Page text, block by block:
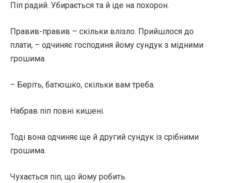
Піп радий. Убирається та й іде на похорон.
Правив-правив – скільки влізло. Прийшлося до
плати, – одчиняє господиня йому сундук з мідними
грошима.
– Беріть, батюшко, скільки вам треба.
Набрав піп повні кишені.
Тоді вона одчиняє ще й другий сундук із срібними
грошима.
Чухається піп, що йому робить.